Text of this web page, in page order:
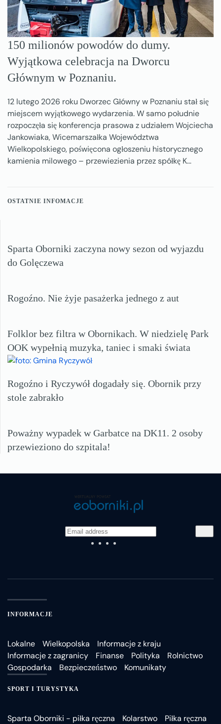
150 milionów powodów do dumy.
Wyjątkowa celebracja na Dworcu
Głównym w Poznaniu.
12 lutego 2026 roku Dworzec Główny w Poznaniu stał się
miejscem wyjątkowego wydarzenia. W samo południe
rozpoczęła się konferencja prasowa z udziałem Wojciecha
Jankowiaka, Wicemarszałka Województwa
Wielkopolskiego, poświęcona ogłoszeniu historycznego
kamienia milowego – przewiezienia przez spółkę K…
OSTATNIE INFOMACJE
Sparta Oborniki zaczyna nowy sezon od wyjazdu
do Golęczewa
Rogoźno. Nie żyje pasażerka jednego z aut
Folklor bez filtra w Obornikach. W niedzielę Park
OOK wypełnią muzyka, taniec i smaki świata
Rogoźno i Ryczywół dogadały się. Obornik przy
stole zabrakło
Poważny wypadek w Garbatce na DK11. 2 osoby
przewieziono do szpitala!
INFORMACJE
Lokalne Wielkopolska
Informacje z kraju
Informacje z zagranicy
Finanse Polityka
Rolnictwo
Gospodarka
Bezpieczeństwo Komunikaty
SPORT I TURYSTYKA
Sparta Oborniki - piłka ręczna Kolarstwo
Piłka ręczna